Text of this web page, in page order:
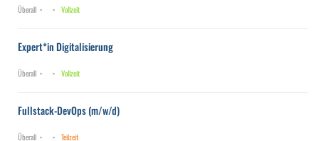
Überall Vollzeit
Expert*in Digitalisierung
Überall Vollzeit
Fullstack-DevOps (m/w/d)
Überall Teilzeit